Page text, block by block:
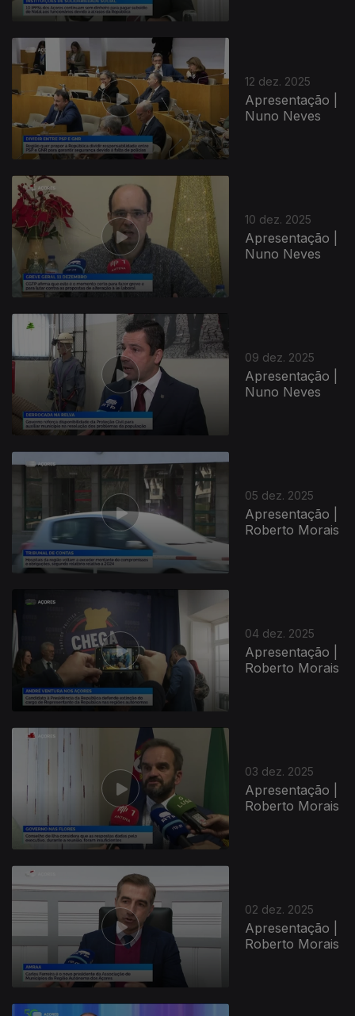
12 dez. 2025
Apresentação |
Nuno Neves
10 dez. 2025
Apresentação |
Nuno Neves
09 dez. 2025
Apresentação |
Nuno Neves
05 dez. 2025
Apresentação |
Roberto Morais
04 dez. 2025
Apresentação |
Roberto Morais
03 dez. 2025
Apresentação |
Roberto Morais
02 dez. 2025
Apresentação |
Roberto Morais